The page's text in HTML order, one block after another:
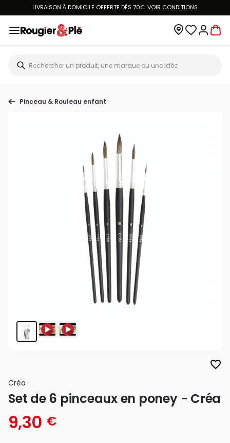
LIVRAISON À DOMICILE OFFERTE DÈS 70€.VOIR CONDITIONS
Pinceau & Rouleau enfant
favorite_border
Créa
Set de 6 pinceaux en poney - Créa
9,30 €